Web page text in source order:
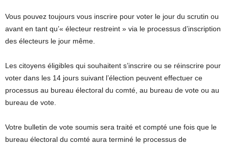
Vous pouvez toujours vous inscrire pour voter le jour du scrutin ou
avant en tant qu’« électeur restreint » via le processus d’inscription
des électeurs le jour même.
Les citoyens éligibles qui souhaitent s’inscrire ou se réinscrire pour
voter dans les 14 jours suivant l’élection peuvent effectuer ce
processus au bureau électoral du comté, au bureau de vote ou au
bureau de vote.
Votre bulletin de vote soumis sera traité et compté une fois que le
bureau électoral du comté aura terminé le processus de